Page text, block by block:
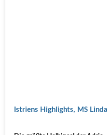
Istriens Highlights, MS Linda